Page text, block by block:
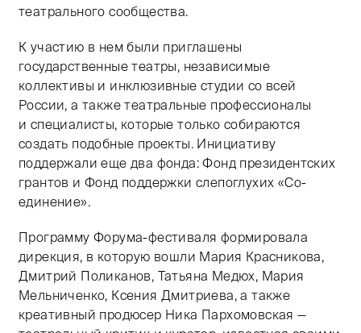
театрального сообщества.
К участию в нем были приглашены
государственные театры, независимые
коллективы и инклюзивные студии со всей
России, а также театральные профессионалы
и специалисты, которые только собираются
создать подобные проекты. Инициативу
поддержали еще два фонда: Фонд президентских
грантов и Фонд поддержки слепоглухих «Со-
единение».
Программу Форума-фестиваля формировала
дирекция, в которую вошли Мария Красникова,
Дмитрий Поликанов, Татьяна Медюх, Мария
Мельниченко, Ксения Дмитриева, а также
креативный продюсер Ника Пархомовская —